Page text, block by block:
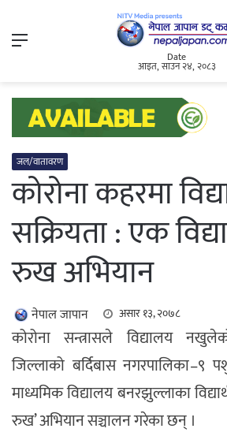
Menu
Date
आइत, साउन २४, २०८३
जल/वातावरण
कोरोना कहरमा
सक्रियता : एक
रुख अभियान
नेपाल जापान असार १३, २०७८
कोरोना सन्त्रासले विद्यालय
जिल्लाको बर्दिबास नगरपालिका–९
माध्यमिक विद्यालय बनरझुल्लाका
रुख’ अभियान सञ्चालन गरेका छन् ।